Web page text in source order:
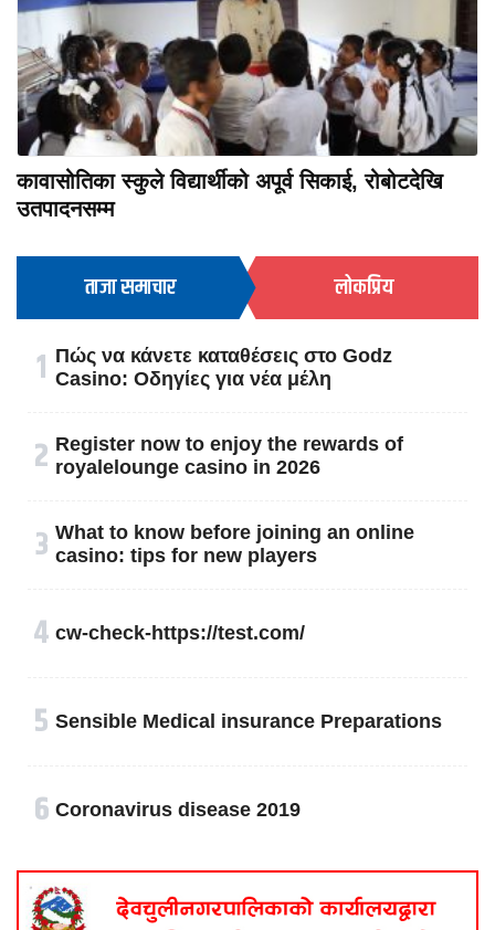
कावासोतिका स्कुले विद्यार्थीको अपूर्व सिकाई, रोबोटदेखि
उतपादनसम्म
ताजा समाचार लोकप्रिय
१ Πώς να κάνετε καταθέσεις στο Godz
Casino: Οδηγίες για νέα μέλη
२ Register now to enjoy the rewards of
royalelounge casino in 2026
३ What to know before joining an online
casino: tips for new players
४ cw-check-https://test.com/
५ Sensible Medical insurance Preparations
६ Coronavirus disease 2019